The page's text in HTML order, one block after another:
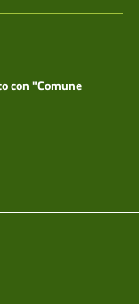
con "Comune